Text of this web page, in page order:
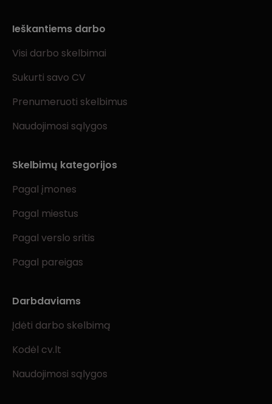
Ieškantiems darbo
Visi darbo skelbimai
Sukurti savo CV
Prenumeruoti skelbimus
Naudojimosi sąlygos
Skelbimų kategorijos
Pagal įmones
Pagal miestus
Pagal verslo sritis
Pagal pareigas
Darbdaviams
Įdėti darbo skelbimą
Kodėl cv.lt
Naudojimosi sąlygos